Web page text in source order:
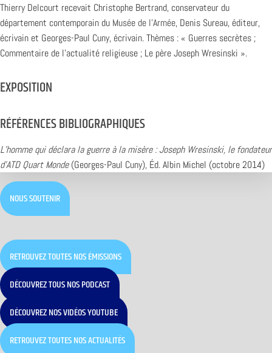
Thierry Delcourt recevait Christophe Bertrand, conservateur du
département contemporain du Musée de l’Armée, Denis Sureau, éditeur,
écrivain et Georges-Paul Cuny, écrivain. Thèmes : « Guerres secrètes ;
Commentaire de l’actualité religieuse ; Le père Joseph Wresinski ».
EXPOSITION
RÉFÉRENCES BIBLIOGRAPHIQUES
L’homme qui déclara la guerre à la misère : Joseph Wresinski, le fondateur
d’ATD Quart Monde(Georges-Paul Cuny), Éd. Albin Michel (octobre 2014)
NOUS SOUTENIR
RETROUVEZ TOUTES NOS ÉMISSIONS
DÉCOUVREZ TOUS NOS PODCAST
DÉCOUVREZ NOS VIDÉOS YOUTUBE
RETROUVEZ TOUTES NOS ACTUALITÉS